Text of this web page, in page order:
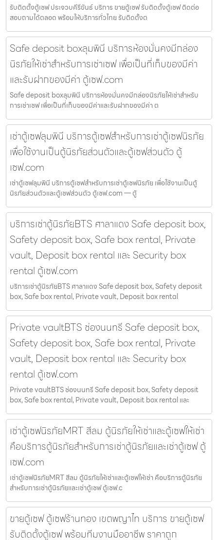
รับติดตั้งตู้เซฟ ประจวบคีรีขันธ์ บริการ ขายตู้เซฟ รับติดตั้งตู้เซฟ ติดต่อ
สอบถามได้ตลอด พร้อมให้บริการทั่วไทย รับติดตั้งต
Safe deposit boxลุมพินี บริการห้องมั่นคงมีกล่อง
นิรภัยให้เช่าสำหรับการเช่าเซฟ เพื่อเป็นที่เก็บของมีค่า
และรับฝากของมีค่า ตู้เซฟ.com
Safe deposit boxลุมพินี บริการห้องมั่นคงมีกล่องนิรภัยให้เช่าสำหรับ
การเช่าเซฟ เพื่อเป็นที่เก็บของมีค่าและรับฝากของมีค่า ต
เช่าตู้เซฟลุมพินี บริการตู้เซฟสำหรับการเช่าตู้เซฟนิรภัย
เพื่อใช้งานเป็นตู้นิรภัยส่วนตัวและตู้เซฟส่วนตัว ตู้
เซฟ.com
เช่าตู้เซฟลุมพินี บริการตู้เซฟสำหรับการเช่าตู้เซฟนิรภัย เพื่อใช้งานเป็นตู้
นิรภัยส่วนตัวและตู้เซฟส่วนตัว ตู้เซฟ.com — ตู้
บริการเช่าตู้นิรภัยBTS ศาลาแดง Safe deposit box,
Safety deposit box, Safe box rental, Private
vault, Deposit box rental และ Security box
rental ตู้เซฟ.com
บริการเช่าตู้นิรภัยBTS ศาลาแดง Safe deposit box, Safety deposit
box, Safe box rental, Private vault, Deposit box rental
Private vaultBTS ช่องนนทรี Safe deposit box,
Safety deposit box, Safe box rental, Private
vault, Deposit box rental และ Security box
rental ตู้เซฟ.com
Private vaultBTS ช่องนนทรี Safe deposit box, Safety deposit
box, Safe box rental, Private vault, Deposit box rental และ
เช่าตู้เซฟนิรภัยMRT สีลม ตู้นิรภัยให้เช่าและตู้เซฟให้เช่า
คือบริการตู้นิรภัยสำหรับการเช่าตู้นิรภัยและเช่าตู้เซฟ ตู้
เซฟ.com
เช่าตู้เซฟนิรภัยMRT สีลม ตู้นิรภัยให้เช่าและตู้เซฟให้เช่า คือบริการตู้นิรภัย
สำหรับการเช่าตู้นิรภัยและเช่าตู้เซฟ ตู้เซฟ.c
ขายตู้เซฟ ตู้เซฟร้านทอง เขตพญาไท บริการ ขายตู้เซฟ
รับติดตั้งตู้เซฟ พร้อมทีมงานมืออาชีพ ราคาถูก